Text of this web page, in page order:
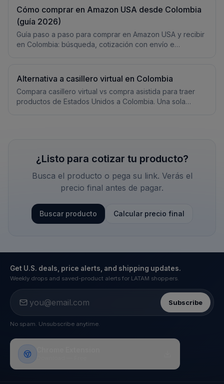
Cómo comprar en Amazon USA desde Colombia
(guía 2026)
Guía paso a paso para comprar en Amazon USA y recibir
en Colombia: búsqueda, cotización con envío e
Alternativa a casillero virtual en Colombia
Compara casillero virtual vs compra asistida para traer
productos de Estados Unidos a Colombia. Una sola
¿Listo para cotizar tu producto?
Busca el producto o pega su link. Verás el
precio final antes de pagar.
Buscar producto Calcular precio final
Get U.S. deals, price alerts, and shipping updates.
Weekly drops and saved-product alerts for LATAM shoppers.
Subscribe
No spam. Unsubscribe anytime.
Chrome Extension
Download — Free